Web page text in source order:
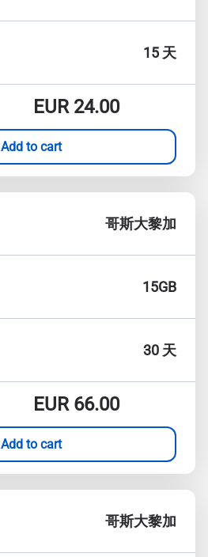
15 天
EUR24.00
Add to cart
哥斯大黎加
15GB
30 天
EUR66.00
Add to cart
哥斯大黎加